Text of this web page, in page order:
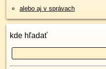
alebo aj v správach
kde hľadať